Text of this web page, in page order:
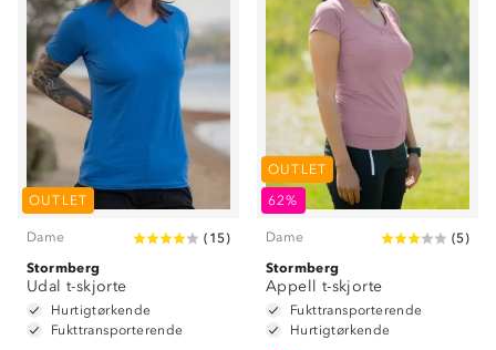
OUTLET
Dame ( 15)
Stormberg
Udal t-skjorte
Hurtigtørkende
Fukttransporterende
OUTLET
62%
Dame (5)
Stormberg
Appell t-skjorte
Fukttransporterende
Hurtigtørkende